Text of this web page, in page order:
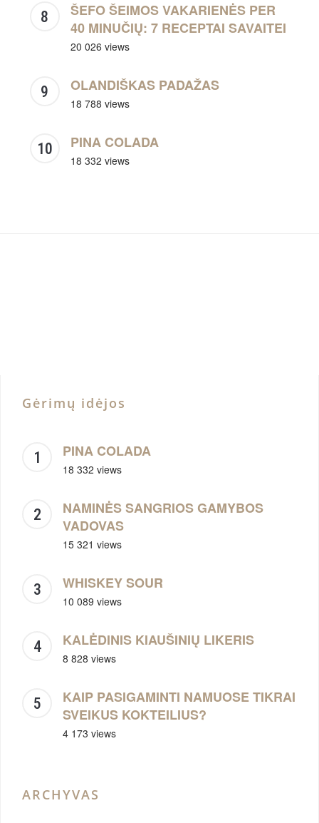
ŠEFO ŠEIMOS VAKARIENĖS PER
40 MINUČIŲ: 7 RECEPTAI SAVAITEI
20 026 views
OLANDIŠKAS PADAŽAS
18 788 views
PINA COLADA
18 332 views
Gėrimų idėjos
PINA COLADA
18 332 views
NAMINĖS SANGRIOS GAMYBOS
VADOVAS
15 321 views
WHISKEY SOUR
10 089 views
KALĖDINIS KIAUŠINIŲ LIKERIS
8 828 views
KAIP PASIGAMINTI NAMUOSE TIKRAI
SVEIKUS KOKTEILIUS?
4 173 views
ARCHYVAS